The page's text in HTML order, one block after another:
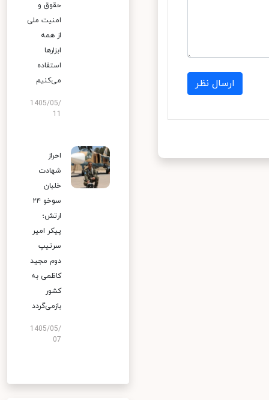
ارسال نظر
حقوق و
امنیت ملی
از همه
ابزارها
استفاده
می‌کنیم
1405/05/
احراز
شهادت
خلبان
سوخو ۲۴
ارتش؛
پیکر امیر
سرتیپ
دوم مجید
کاظمی به
کشور
بازمی‌گردد
1405/05/
07